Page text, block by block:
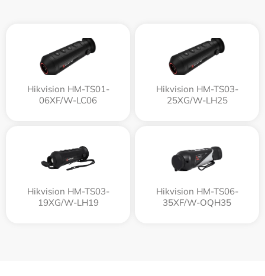
Hikvision HM-TS01-
06XF/W-LC06
Hikvision HM-TS03-
25XG/W-LH25
Hikvision HM-TS03-
19XG/W-LH19
Hikvision HM-TS06-
35XF/W-OQH35